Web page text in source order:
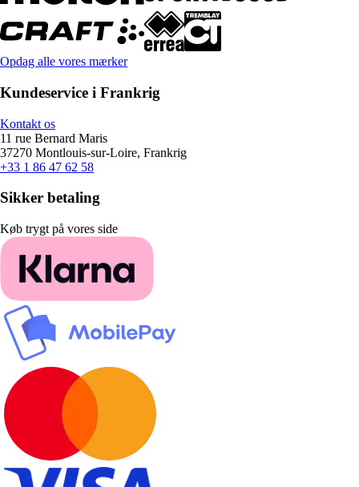
Opdag alle vores mærker
Kundeservice i Frankrig
Kontakt os
11 rue Bernard Maris
37270 Montlouis-sur-Loire, Frankrig
+33 1 86 47 62 58
Sikker betaling
Køb trygt på vores side